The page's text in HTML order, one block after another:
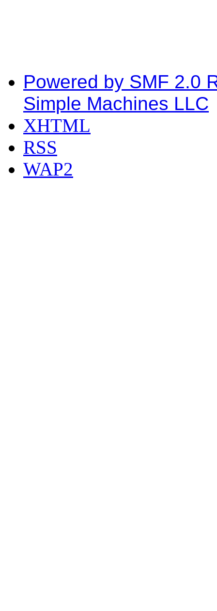
Powered by SMF 2.0
Simple Machines LLC
XHTML
RSS
WAP2